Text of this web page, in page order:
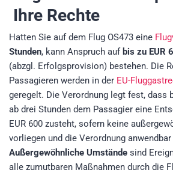
Ihre Rechte
Hatten Sie auf dem Flug OS473 eine
Stunden, kann Anspruch auf bis zu EUR
(abzgl. Erfolgsprovision) bestehen. Die
Passagieren werden in der EU-
geregelt. Die Verordnung legt fest, dass
ab drei Stunden dem Passagier eine
EUR 600 zusteht, sofern keine
vorliegen und die Verordnung
Außergewöhnliche Umstände sind
alle zumutbaren Maßnahmen durch die